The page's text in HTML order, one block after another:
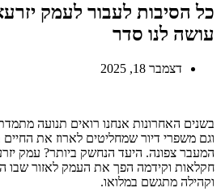
כל הסיבות לעבור לעמק
עושה לנו סדר
דצמבר 18, 2025
בשנים האחרונות אנחנו רואים תנועה
וגם משפרי דיור שמחליטים לארוז את
המעבר צפונה. היעד הנחשק ביותר? עמק
חקלאות וקידמה הפך את העמק לאזור שבו
וקהילה מתגשם במלואו.